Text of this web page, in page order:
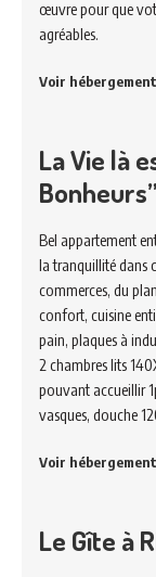
œuvre pour que
agréables.
Voir hébergement
La Vie là
Bonheurs”
Bel appartement
la tranquillité dans
commerces, du
confort, cuisine
pain, plaques à
2 chambres lits
pouvant accueillir
vasques, douche
Voir hébergement
Le Gîte à